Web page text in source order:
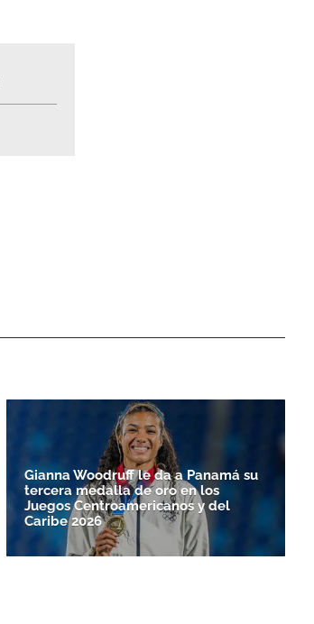
Gianna Woodruff le da a Panamá su
tercera medalla de oro en los
Juegos Centroamericanos y del
Caribe 2026